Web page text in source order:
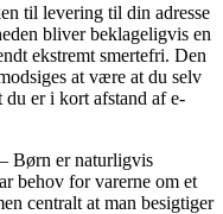
til levering til din adresse
bliver beklageligvis en
ekstremt smertefri. Den
at være at du selv
du er i kort afstand af e-
Børn er naturligvis
behov for varerne om et
centralt at man besigtiger